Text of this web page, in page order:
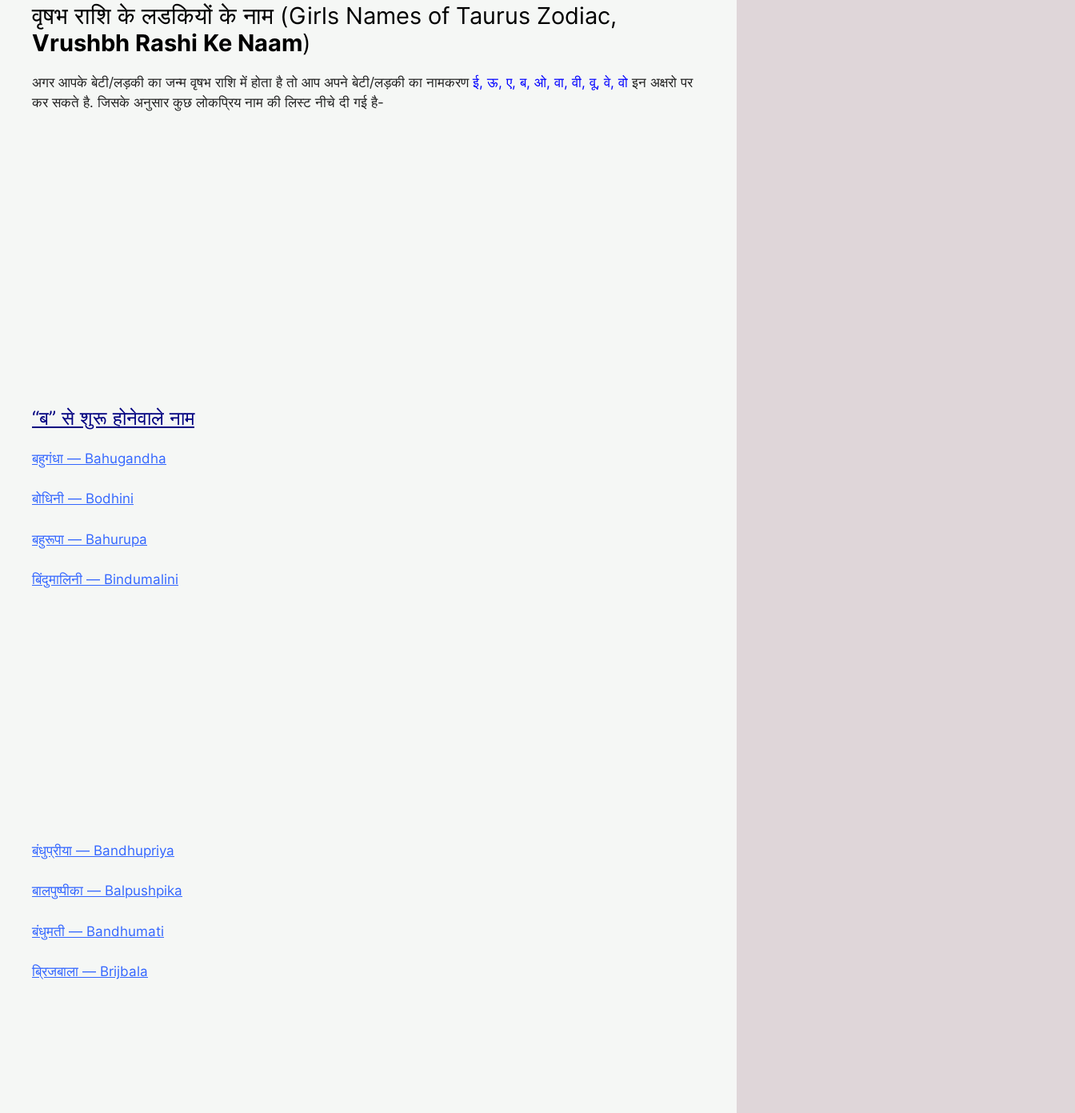
वृषभ राशि के लडकियों के नाम (Girls Names of Taurus Zodiac,
Vrushbh Rashi Ke Naam)
अगर आपके बेटी/लड़की का जन्म वृषभ राशि में होता है तो आप अपने बेटी/लड़की का नामकरणई, ऊ, ए, ब, ओ, वा, वी, वू, वे, वो इन अक्षरो पर
कर सकते है. जिसके अनुसार कुछ लोकप्रिय नाम की लिस्ट नीचे दी गई है-
“ब” से शुरू होनेवाले नाम
बहुगंधा ― Bahugandha
बोधिनी ― Bodhini
बहुरूपा ― Bahurupa
बिंदुमालिनी ― Bindumalini
बंधुप्रीया ― Bandhupriya
बालपुष्पीका ― Balpushpika
बंधुमती ― Bandhumati
ब्रिजबाला ― Brijbala